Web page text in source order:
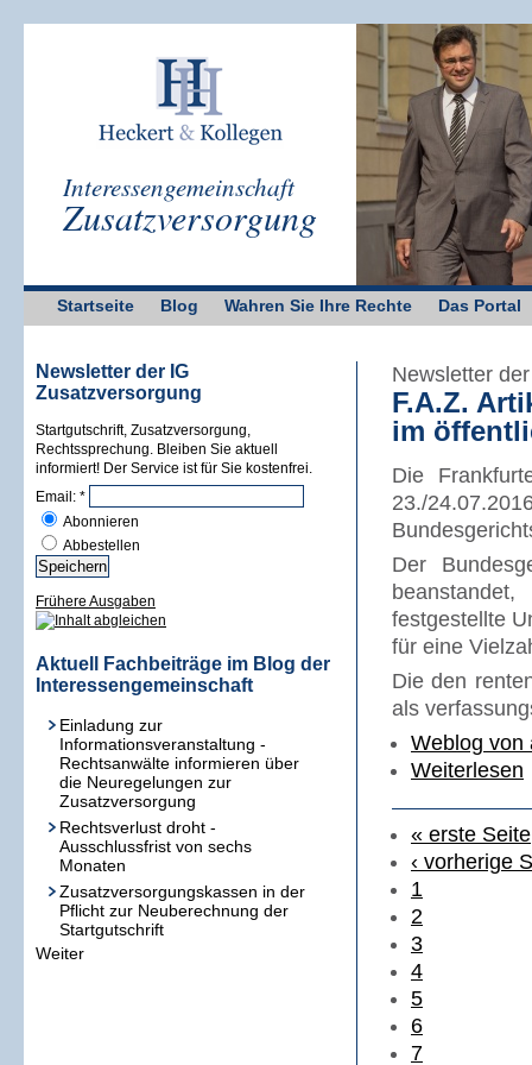
Interessengemeinschaft
Zusatzversorgung
Startseite Blog Wahren Sie Ihre Rechte Das Portal
Newsletter der IG
Zusatzversorgung
Startgutschrift, Zusatzversorgung,
Rechtssprechung. Bleiben Sie aktuell
informiert! Der Service ist für Sie kostenfrei.
Email: *
Abonnieren
Abbestellen
Frühere Ausgaben
Aktuell Fachbeiträge im Blog der
Interessengemeinschaft
Einladung zur
Informationsveranstaltung -
Rechtsanwälte informieren über
die Neuregelungen zur
Zusatzversorgung
Rechtsverlust droht -
Ausschlussfrist von sechs
Monaten
Zusatzversorgungskassen in der
Pflicht zur Neuberechnung der
Startgutschrift
Weiter
Newsletter
F.A.Z.
im
Die
23./
Der
festgestellte
für eine
Die den
als
Weblog von
Weiterlesen
« erste Seite
‹ vorherige
1
2
3
4
5
6
7